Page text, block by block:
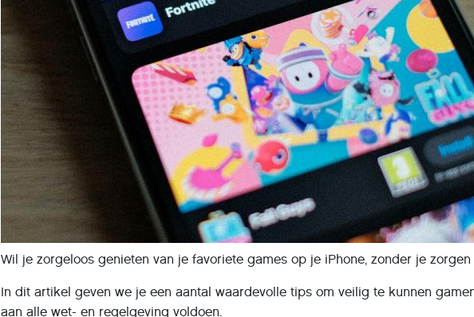
Wil je zorgeloos genieten van je favoriete games op je iPhone, zonder je
In dit artikel geven we je een aantal waardevolle tips om veilig te kunnen
aan alle wet- en regelgeving voldoen.